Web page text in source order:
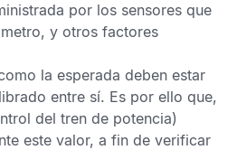
por los sensores que
y otros factores
la esperada deben estar
entre sí. Es por ello que,
del tren de potencia)
este valor, a fin de verificar